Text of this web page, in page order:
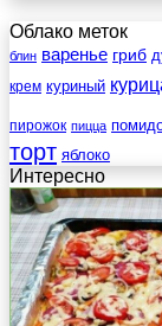
Облако меток
блин варенье гриб
крем куриный
пирожок пицца
торт яблоко
Интересно